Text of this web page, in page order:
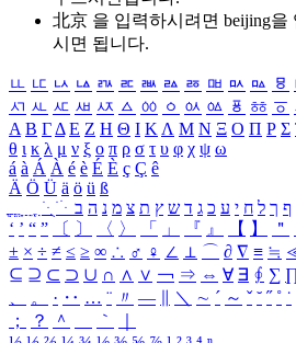
北京 을 입력하시려면 beijing을
시면 됩니다.
ㅥ ㅦ ㅧ ㅨ ㅩ ㅪ ㅫ ㅬ ㅭ ㅮ ㅯ ㅰ ㅱ
ㅺ ㅻ ㅼ ㅽ ㅾ ㅿ ㆀ ㆁ ㆂ ㆃ ㆄ ㆅ ㆆ
Α Β ΓΔ Ε Ζ Η Θ Ι ΚΛ Μ Ν Ξ Ο Π Ρ Σ
θ ι κ λ μ ν ξ ο π ρ σ τ υ φ χ ψ ω
á à Á À é è É È ç Ç ê
Ä Ö Ü ä ö ü ß
ִֶֹ ֻּ ׁׂ ף ך ל ח י ע כ ג ד ש ץ ת צ מ נ ה ב
‘ ’ “ ” 〔 〕 〈 〉 「 」 『 』 【 】 ＂
± × ÷ ≠ ≤ ≥ ∞ ∴ ♂ ♀ ∠ ⊥ ⌒ ∂ ∇ ≡ ≒
⊆ ⊇ ⊂ ⊃ ∪ ∩ ∧ ∨ ￢ ⇒ ⇔ ∀ ∃ ∮ ∑
、
。 · ‥ … ¨ 〃 ― ＼ ∼ ´ ～ ˇ ˘ ˝ ˚ ˙
；
？ ＾ ｀